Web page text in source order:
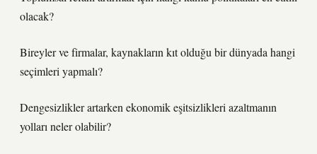
olacak?
Bireyler ve firmalar, kaynakların kıt olduğu bir dünyada hangi
seçimleri yapmalı?
Dengesizliklerartarken ekonomik eşitsizlikleri azaltmanın
yolları neler olabilir?